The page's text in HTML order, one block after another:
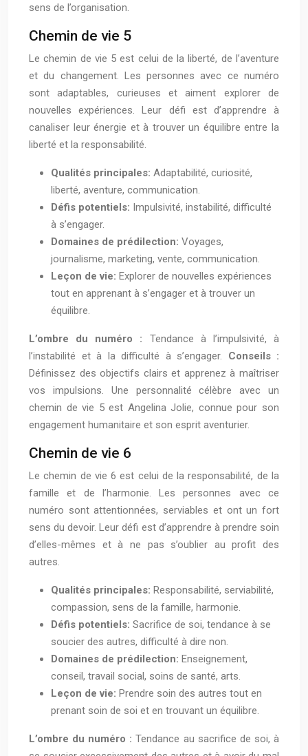
sens de l’organisation.
Chemin de vie 5
Le chemin de vie 5 est celui de la liberté, de l’aventure
et du changement. Les personnes avec ce numéro
sont adaptables, curieuses et aiment explorer de
nouvelles expériences. Leur défi est d’apprendre à
canaliser leur énergie et à trouver un équilibre entre la
liberté et la responsabilité.
Qualités principales: Adaptabilité, curiosité,
liberté, aventure, communication.
Défis potentiels: Impulsivité, instabilité, difficulté
à s’engager.
Domaines de prédilection: Voyages,
journalisme, marketing, vente, communication.
Leçon de vie: Explorer de nouvelles expériences
tout en apprenant à s’engager et à trouver un
équilibre.
L’ombre du numéro : Tendance à l’impulsivité, à
l’instabilité et à la difficulté à s’engager. Conseils :
Définissez des objectifs clairs et apprenez à maîtriser
vos impulsions. Une personnalité célèbre avec un
chemin de vie 5 est Angelina Jolie, connue pour son
engagement humanitaire et son esprit aventurier.
Chemin de vie 6
Le chemin de vie 6 est celui de la responsabilité, de la
famille et de l’harmonie. Les personnes avec ce
numéro sont attentionnées, serviables et ont un fort
sens du devoir. Leur défi est d’apprendre à prendre soin
d’elles-mêmes et à ne pas s’oublier au profit des
autres.
Qualités principales: Responsabilité, serviabilité,
compassion, sens de la famille, harmonie.
Défis potentiels: Sacrifice de soi, tendance à se
soucier des autres, difficulté à dire non.
Domaines de prédilection: Enseignement,
conseil, travail social, soins de santé, arts.
Leçon de vie: Prendre soin des autres tout en
prenant soin de soi et en trouvant un équilibre.
L’ombre du numéro :Tendance au sacrifice de soi, à